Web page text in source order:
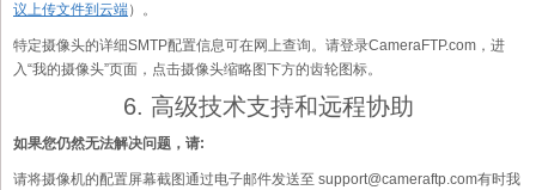
议上传文件到云端）。
特定摄像头的详细SMTP配置信息可在网上查询。请登录CameraFTP.com，进
入“我的摄像头”页面，点击摄像头缩略图下方的齿轮图标。
6. 高级技术支持和远程协助
如果您仍然无法解决问题，请:
请将摄像机的配置屏幕截图通过电子邮件发送至 support@cameraftp.com有时我